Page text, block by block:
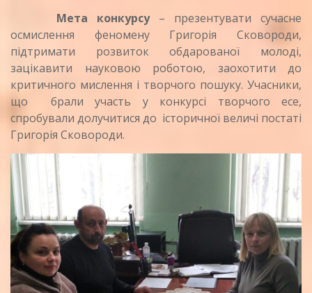
Мета конкурсу– презентувати сучасне
осмислення феномену Григорія Сковороди,
підтримати розвиток обдарованої молоді,
зацікавити науковою роботою, заохотити до
критичного мислення і творчого пошуку. Учасники,
що брали участь у конкурсі творчого есе,
спробували долучитися до історичної величі постаті
Григорія Сковороди.